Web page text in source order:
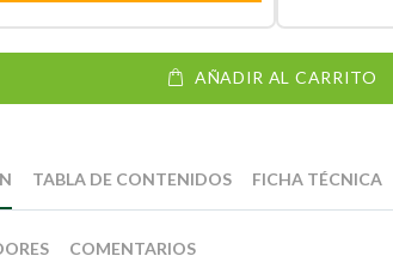
AÑADIR AL CARRITO
TABLA DE CONTENIDOS FICHA TÉCNICA
COMENTARIOS